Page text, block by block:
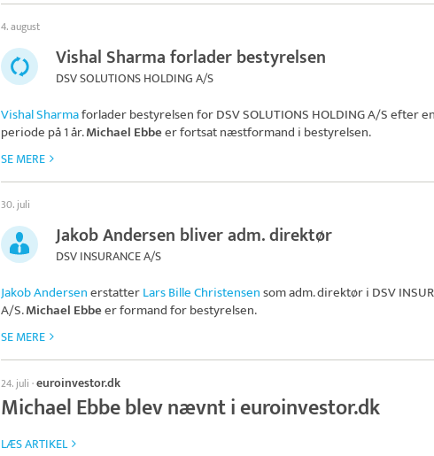
4. august
Vishal Sharma forlader bestyrelsen
DSV SOLUTIONS HOLDING A/S
Vishal Sharmaforlader bestyrelsen forDSV SOLUTIONS HOLDING A/Sefter
periode på 1 år.Michael Ebbeer fortsat næstformand i bestyrelsen.
SE MERE
30. juli
Jakob Andersen bliver adm. direktør
DSV INSURANCE A/S
Jakob AndersenerstatterLars Bille Christensensom adm. direktør i DSV
A/S.Michael Ebbeer formand for bestyrelsen.
SE MERE
24. juli ·euroinvestor.dk
Michael Ebbe blev nævnt i euroinvestor.dk
LÆS ARTIKEL